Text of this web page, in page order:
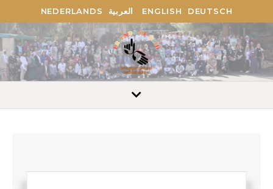
DEUTSCH
ENGLISH العربية NEDERLANDS